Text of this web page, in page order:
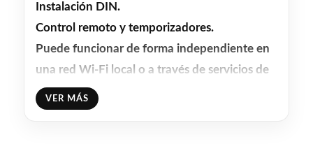
Instalación DIN.
Control remoto y temporizadores.
Puede funcionar de forma independiente en
una red Wi-Fi local o a través de servicios de
domótica en la nube.
Se puede acceder, controlar y monitorear
VER MÁS